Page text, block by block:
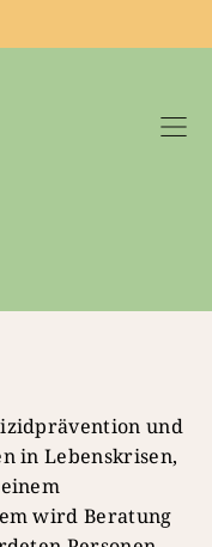
und
in Lebenskrisen,
wird Beratung